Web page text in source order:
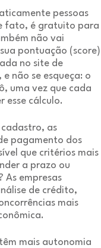
pessoas
fato, é gratuito para
não vai
pontuação (score)
no site de
não se esqueça: o
uma vez que cada
esse cálculo.
as
pagamento dos
que critérios mais
a prazo ou
As empresas
de crédito,
mais
mais autonomia